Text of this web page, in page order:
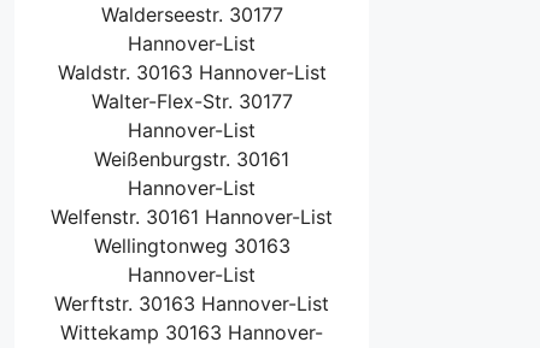
Walderseestr. 30177
Hannover-List
Waldstr. 30163 Hannover-List
Walter-Flex-Str. 30177
Hannover-List
Weißenburgstr. 30161
Hannover-List
Welfenstr. 30161 Hannover-List
Wellingtonweg 30163
Hannover-List
Werftstr. 30163 Hannover-List
Wittekamp 30163 Hannover-